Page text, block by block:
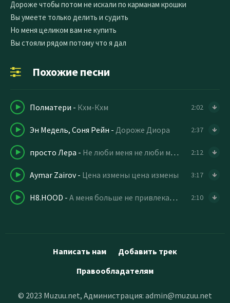
Дороже чтобы потом не искали по карманам крошки
Вы умеете только делить и судить
Но меня целиком вам не купить
Вы стояли рядом потому что я дал
Похожие песни
Полматери - Кхм-Кхм 2:02
Эн Медель, Соня Рейн - Дороже Диора 2:37
просто Лера - Не люби меня не люби меня (speed up) 2:12
Aymar Zairov- Цена измены цена измены 3:17
H8.HOOD - А меня больше не привлекает ваша суета 2:10
Написать нам
Добавить трек
Правообладателям
© 2023 Muzuu.net, Администрация: admin@muzuu.net